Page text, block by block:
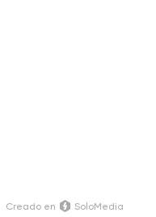
Creado en SoloMedia